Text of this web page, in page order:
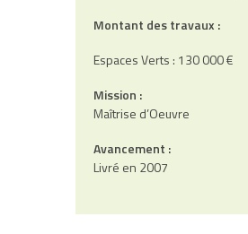
Montant des travaux :
Espaces Verts : 130 000 €
Mission :
Maîtrise d’Oeuvre
Avancement :
Livré en 2007